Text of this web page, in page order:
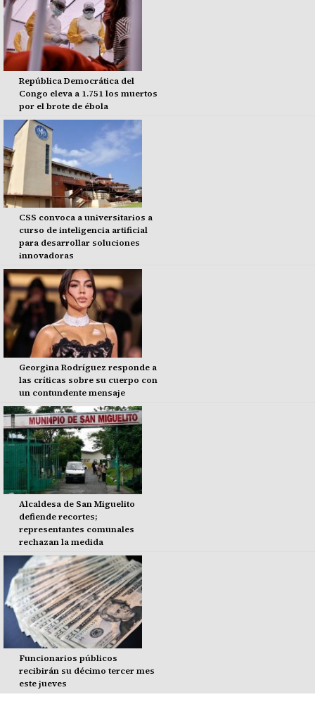
República Democrática del
Congo eleva a 1.751 los muertos
por el brote de ébola
CSS convoca a universitarios a
curso de inteligencia artificial
para desarrollar soluciones
innovadoras
Georgina Rodríguez responde a
las críticas sobre su cuerpo con
un contundente mensaje
Alcaldesa de San Miguelito
defiende recortes;
representantes comunales
rechazan la medida
Funcionarios públicos
recibirán su décimo tercer mes
este jueves